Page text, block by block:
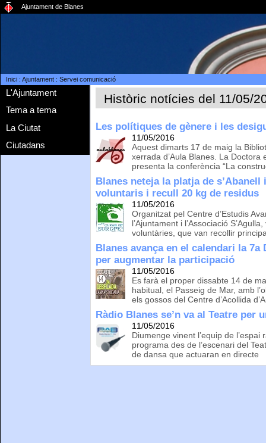
Ajuntament de Blanes
Inici: Ajuntament: Servei comunicació
L'Ajuntament
Tema a tema
La Ciutat
Ciutadans
Històric notícies del 11/05/
Les polítiques de gènere i les
11/05/2016
Aquest dimarts 17 de maig la
xerrada d’Aula Blanes. La
presenta la conferència “La
Blanes neteja la platja de
voluntaris i recull 20 kg de residus
11/05/2016
Organitzat pel Centre d’Estudis
l’Ajuntament i l’Associació
voluntàries, que van recollir
Blanes avança en el calendari la
per augmentar la participació
11/05/2016
Es farà el proper dissabte 14 de
habitual, el Passeig de Mar, amb
els gossos del Centre d’Acollida
Ràdio Blanes se’n va al Teatre per
11/05/2016
Diumenge vinent l’equip de
programa des de l’escenari del
de dansa que actuaran en directe